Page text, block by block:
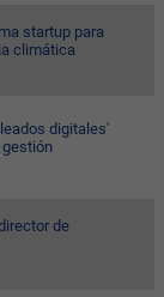
startup para
climática
digitales'
gestión
de